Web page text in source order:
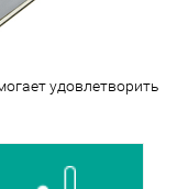
удовлетворить